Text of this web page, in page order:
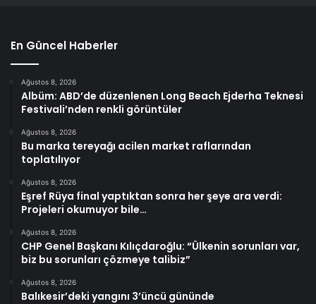
En Güncel Haberler
Ağustos 8, 2026
Albüm: ABD’de düzenlenen Long Beach Ejderha Teknesi
Festivali’nden renkli görüntüler
Ağustos 8, 2026
Bu marka tereyağı acilen market raflarından
toplatılıyor
Ağustos 8, 2026
Eşref Rüya final yaptıktan sonra her şeye ara verdi:
Projeleri okumuyor bile…
Ağustos 8, 2026
CHP Genel Başkanı Kılıçdaroğlu: “Ülkenin sorunları var,
biz bu sorunları çözmeye talibiz”
Ağustos 8, 2026
Balıkesir’deki yangını 3’üncü gününde